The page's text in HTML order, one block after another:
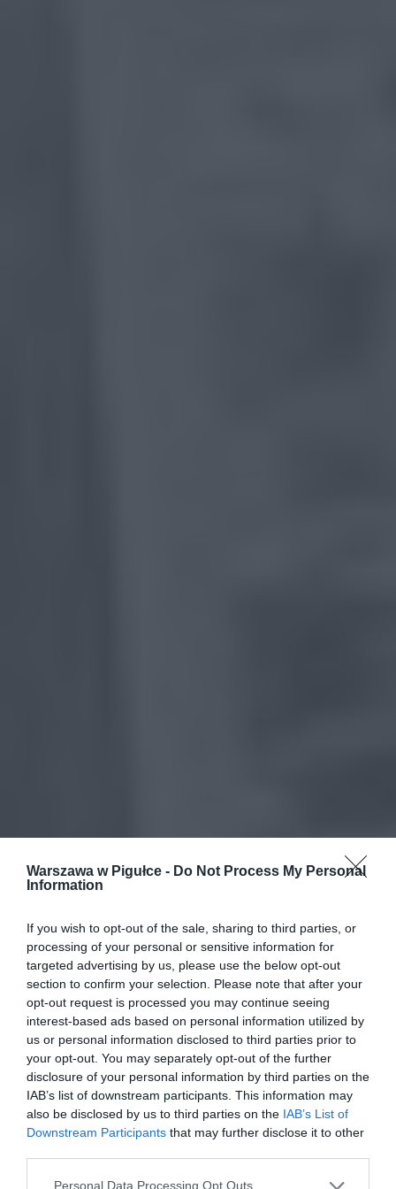
Warszawa w Pigułce - Do Not Process My Personal
Information
If you wish to opt-out of the sale, sharing to third parties, or
processing of your personal or sensitive information for
targeted advertising by us, please use the below opt-out
section to confirm your selection. Please note that after your
opt-out request is processed you may continue seeing
interest-based ads based on personal information utilized by
us or personal information disclosed to third parties prior to
your opt-out. You may separately opt-out of the further
disclosure of your personal information by third parties on the
IAB’s list of downstream participants. This information may
also be disclosed by us to third parties on the IAB’s List of
Downstream Participants that may further disclose it to other
Personal Data Processing Opt Outs